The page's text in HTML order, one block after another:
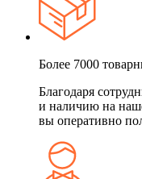
Более 7000
Благодаря
и наличию на
вы оперативно